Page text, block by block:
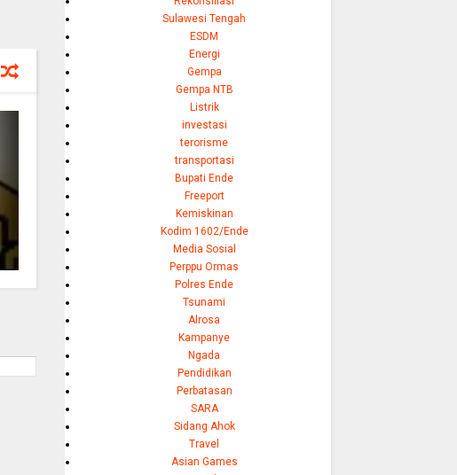
Sulawesi Tengah
ESDM
Energi
Gempa
Gempa NTB
Listrik
investasi
terorisme
transportasi
Bupati Ende
Freeport
Kemiskinan
Kodim 1602/Ende
Media Sosial
Perppu Ormas
Polres Ende
Tsunami
Alrosa
Kampanye
Ngada
Pendidikan
Perbatasan
SARA
Sidang Ahok
Travel
Asian Games